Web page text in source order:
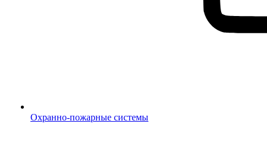
Охранно-пожарные системы